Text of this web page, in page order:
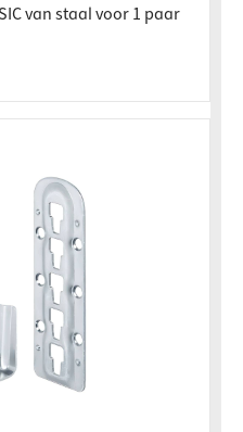
van staal voor 1 paar